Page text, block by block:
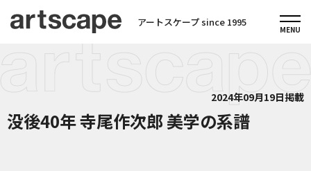
アートスケープ since 1995
2024年09月19日掲載
没後40年 寺尾作次郎 美学の系譜